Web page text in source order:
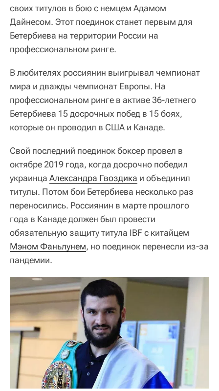
своих титулов в бою с немцем Адамом
Дайнесом. Этот поединок станет первым для
Бетербиева на территории России на
профессиональном ринге.
В любителях россиянин выигрывал чемпионат
мира и дважды чемпионат Европы. На
профессиональном ринге в активе 36-летнего
Бетербиева 15 досрочных побед в 15 боях,
которые он проводил в США и Канаде.
Свой последний поединок боксер провел в
октябре 2019 года, когда досрочно победил
украинца Александра Гвоздика и объединил
титулы. Потом бои Бетербиева несколько раз
переносились. Россиянин в марте прошлого
года в Канаде должен был провести
обязательную защиту титула IBF с китайцем
Мэном Фаньлунем, но поединок перенесли из-за
пандемии.